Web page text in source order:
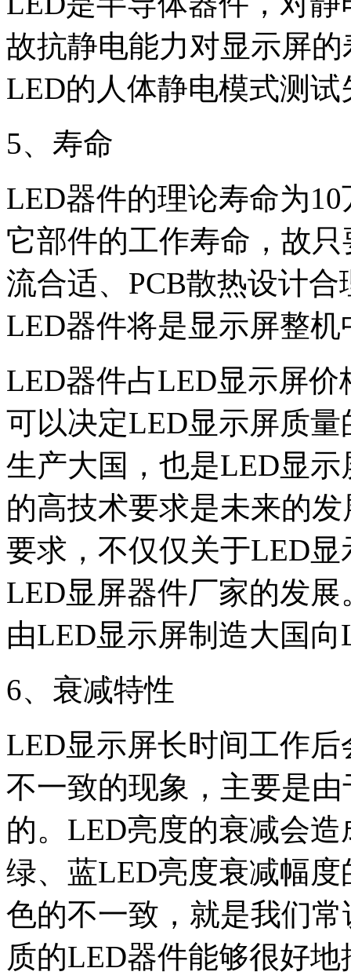
故抗静电能力对显示屏
LED的人体静电模式测
5、寿命
LED器件的理论寿命为10
它部件的工作寿命，故只
流合适、 PCB散热设计合
LED器件将是显示屏整
LED器件占LED显示屏价
可以决定LED显示屏质
生产大国，也是LED显示
的高技术要求是未来的
要求，不仅仅关于LED显
LED显屏器件厂家的发展
由LED显示屏制造大国向
6、衰减特性
LED显示屏长时间工作
不一致的现象，主要是由
的。 LED亮度的衰减会
绿、蓝LED亮度衰减幅
色的不一致，就是我们
质的LED器件能够很好